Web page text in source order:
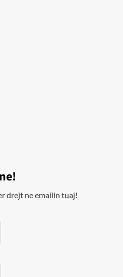
drejt ne emailin tuaj!